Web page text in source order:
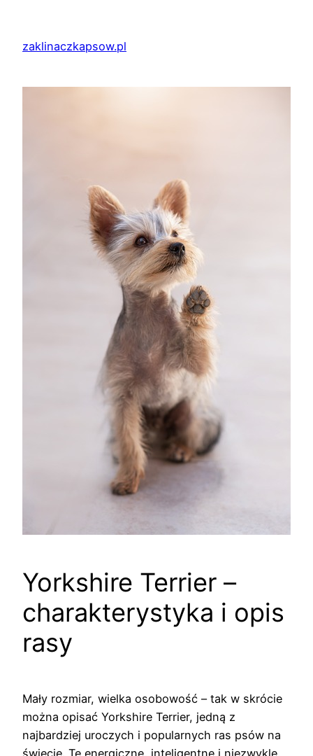
treścizaklinaczkapsow.pl
Yorkshire Terrier –
charakterystyka i opis
rasy
Mały rozmiar, wielka osobowość – tak w skrócie
można opisać Yorkshire Terrier, jedną z
najbardziej uroczych i popularnych ras psów na